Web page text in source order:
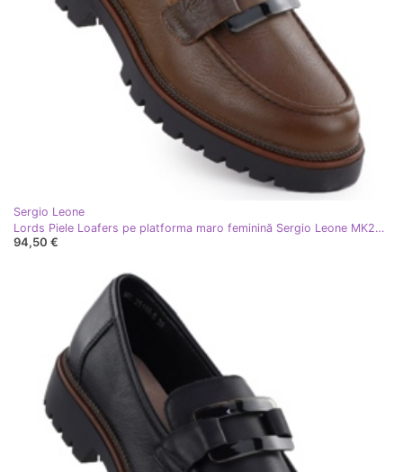
Sergio Leone
Lords Piele Loafers pe platforma maro feminină Sergio Leone MK25166-S
94,50 €